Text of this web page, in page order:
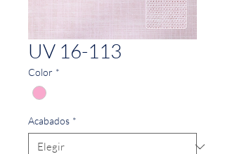
UV 16-113
Color *
Acabados *